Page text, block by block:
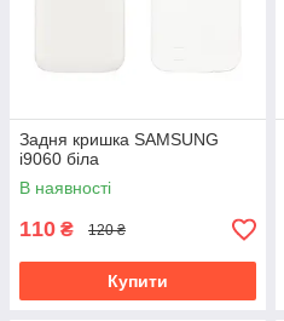
Задня кришка SAMSUNG
i9060 біла
В наявності
110 ₴ 120 ₴
Купити